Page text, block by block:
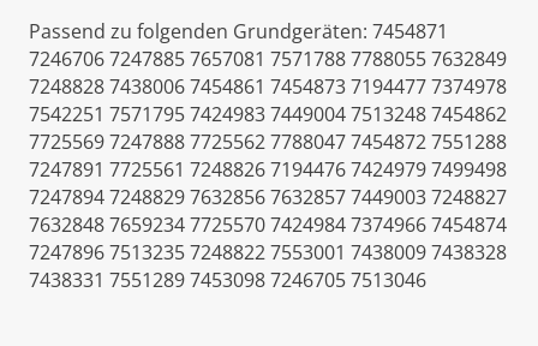
Passend zu folgenden Grundgeräten: 7454871
7246706 7247885 7657081 7571788 7788055 7632849
7248828 7438006 7454861 7454873 7194477 7374978
7542251 7571795 7424983 7449004 7513248 7454862
7725569 7247888 7725562 7788047 7454872 7551288
7247891 7725561 7248826 7194476 7424979 7499498
7247894 7248829 7632856 7632857 7449003 7248827
7632848 7659234 7725570 7424984 7374966 7454874
7247896 7513235 7248822 7553001 7438009 7438328
7438331 7551289 7453098 7246705 7513046